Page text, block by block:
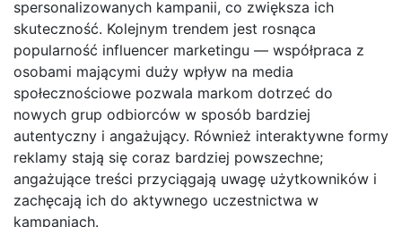
spersonalizowanych kampanii, co zwiększa ich
skuteczność. Kolejnym trendem jest rosnąca
popularność influencer marketingu — współpraca z
osobami mającymi duży wpływ na media
społecznościowe pozwala markom dotrzeć do
nowych grup odbiorców w sposób bardziej
autentyczny i angażujący. Również interaktywne formy
reklamy stają się coraz bardziej powszechne;
angażujące treści przyciągają uwagę użytkowników i
zachęcają ich do aktywnego uczestnictwa w
kampaniach.